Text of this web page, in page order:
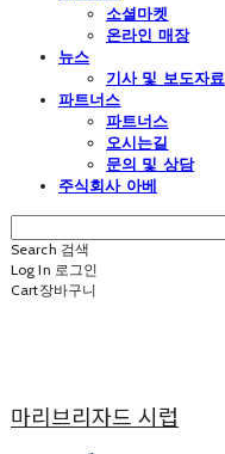
소셜마켓
온라인 매장
뉴스
기사 및 보도자료
파트너스
파트너스
오시는길
문의 및 상담
주식회사 아베
Search 검색
Log In 로그인
Cart장바구니
마리브리자드 시럽